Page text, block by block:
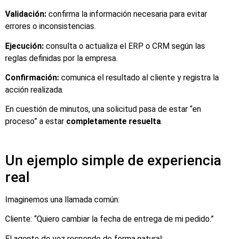
Validación: confirma la información necesaria para evitar
errores o inconsistencias.
Ejecución: consulta o actualiza el ERP o CRM según las
reglas definidas por la empresa.
Confirmación: comunica el resultado al cliente y registra la
acción realizada.
En cuestión de minutos, una solicitud pasa de estar “en
proceso” a estar completamente resuelta.
Un ejemplo simple de experiencia
real
Imaginemos una llamada común:
Cliente: “Quiero cambiar la fecha de entrega de mi pedido.”